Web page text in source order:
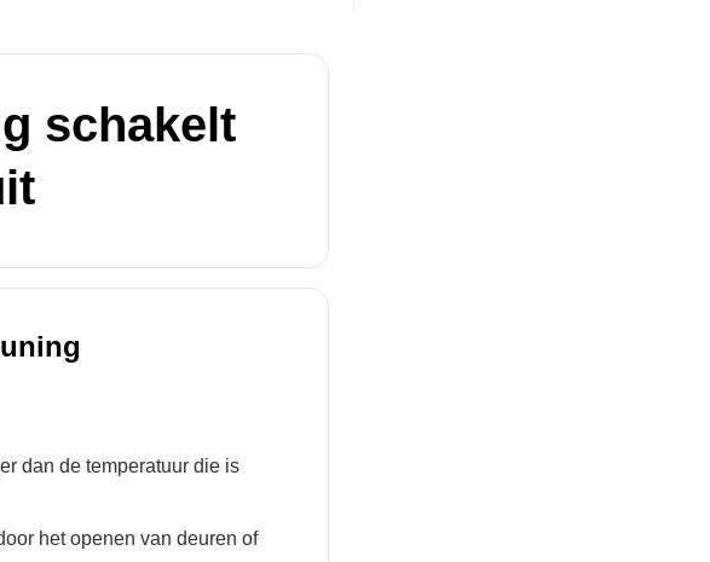
schakelt
dan de temperatuur die is
het openen van deuren of